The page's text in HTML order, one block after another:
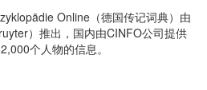
Online（德国传记词典）由
）推出，国内由CINFO公司提供
个人物的信息。